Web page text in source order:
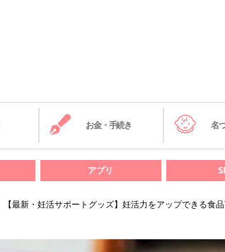
お金・手続き 名
アプリ
【最新・妊活サポートグッズ】妊活力をアップできる食